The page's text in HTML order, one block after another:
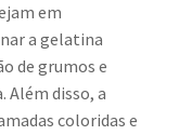
em
a gelatina
de grumos e
Além disso, a
coloridas e